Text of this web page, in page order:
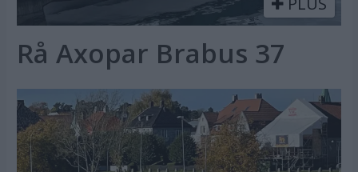
Rå Axopar Brabus 37